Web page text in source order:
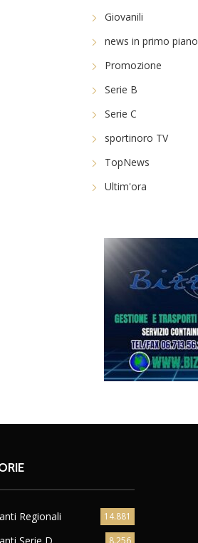
Giovanili
news in primo piano
Promozione
Serie B
Serie C
sportinoro TV
TopNews
Ultim'ora
Regionali 14.881
8.256